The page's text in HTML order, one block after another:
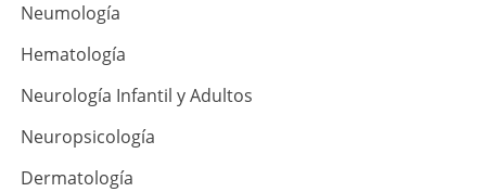
Neumología
Hematología
Neurología Infantil y Adultos
Neuropsicología
Dermatología